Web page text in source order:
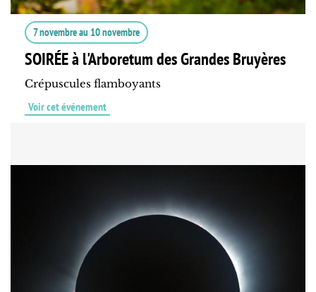
7 novembreau 10 novembre
SOIRÉE à l'Arboretum des Grandes Bruyères
Crépuscules flamboyants
Voir cet événement